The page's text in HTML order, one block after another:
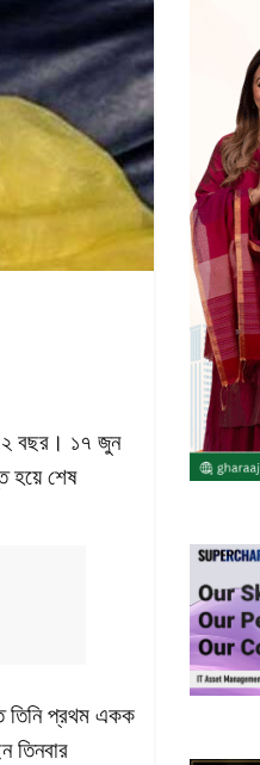
৭২ বছর। ১৭ জুন
হয়ে শেষ
তিনি প্রথম একক
তিনবার